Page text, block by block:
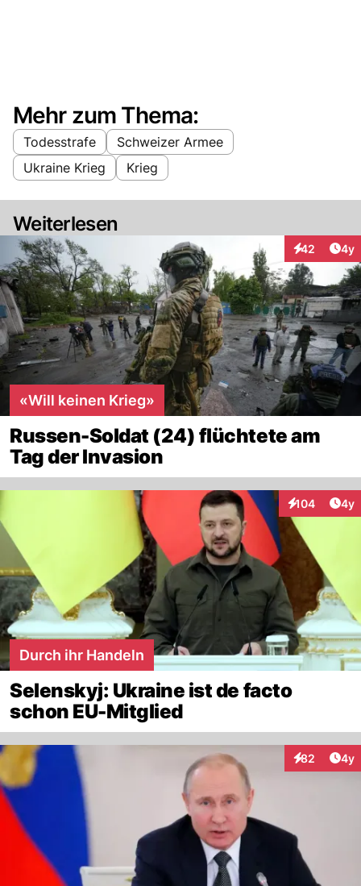
Mehr zum Thema:
Todesstrafe
Schweizer Armee
Ukraine Krieg
Krieg
Weiterlesen
42
Interaktionen
4y
«Will keinen Krieg»
Russen-Soldat (24) flüchtete am
Tag der Invasion
104
Interaktionen
4y
Durch ihr Handeln
Selenskyj: Ukraine ist de facto
schon EU-Mitglied
82
Interaktionen
4y